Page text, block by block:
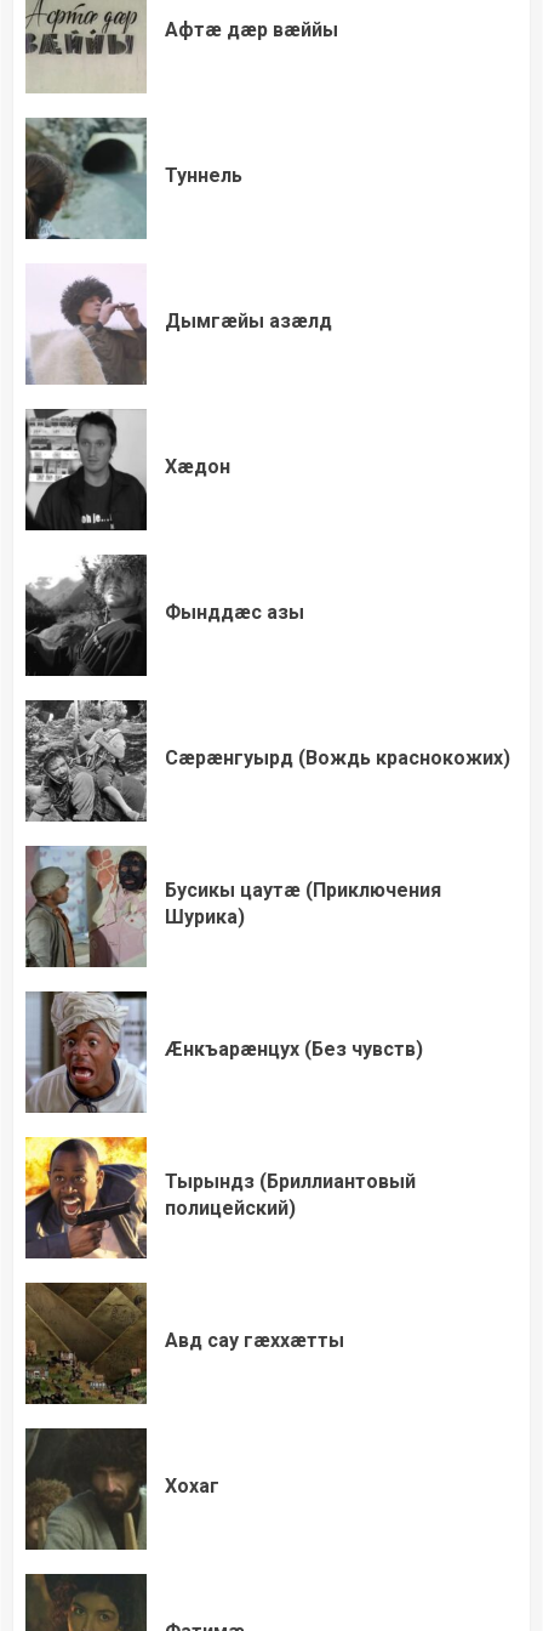
Афтæ дæр вæййы
Туннель
Дымгæйы азæлд
Хæдон
Фынддæс азы
Сæрæнгуырд (Вождь краснокожих)
Бусикы цаутæ (Приключения
Шурика)
Æнкъарæнцух (Без чувств)
Тырындз (Бриллиантовый
полицейский)
Авд сау гæххæтты
Хохаг